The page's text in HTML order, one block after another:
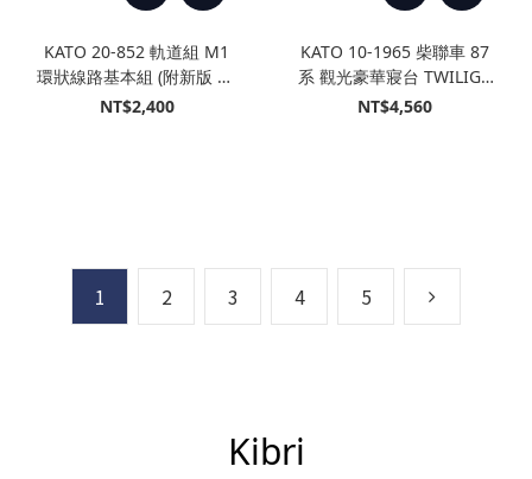
KATO 20-852 軌道組 M1
環狀線路基本組 (附新版 SX
控制器/常點燈功能)
NT$2,400
KATO 10-1965 柴聯車 87
系 觀光豪華寢台 TWILIGH
Ｔ EXPRESS 瑞風 基本 (4
NT$4,560
1 2 3 4 5
Kibri